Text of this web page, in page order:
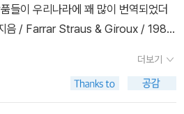
동이 엉뚱해요. 전 하도 읽어서 외울 지
즈바무와 게로 오늘은 시장가는 날바
피는 노력이 보다 값진 것이다. 외모패
받은 상처는 농담일 수 없는 진실이기
아일보에서 박정자 선생이 '외모패권주
원 잔상이라는 제목의 글이었는데,
츠를 입고 양복 재킷을 한 팔에 걸친 후
워도 괴물 짓이나 공룡 놀음을 할 수 있
공룡이 되지 않아요. 속마음 때문에 괴
하자면, 우리 어른이나 어버이가 아이
을 일삼기 때문에 아이들은 괴물 그림
들이 우리나라에 꽤 많이 번역되었더
음 / Farrar Straus & Giroux / 1988
로 미소가 생기게 하네요. Steig, Willia
년 4월 판매가4,500원 : 28쪽 (6/2
가는 큰코 다칩니다. Steig, William
더보기